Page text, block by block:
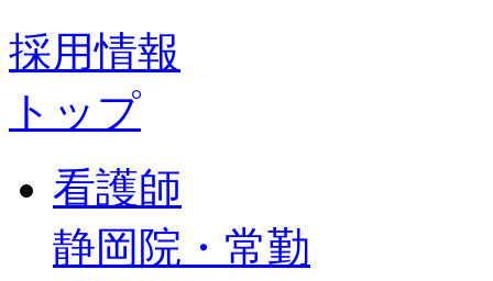
採用情報
トップ
看護師
静岡院・常勤